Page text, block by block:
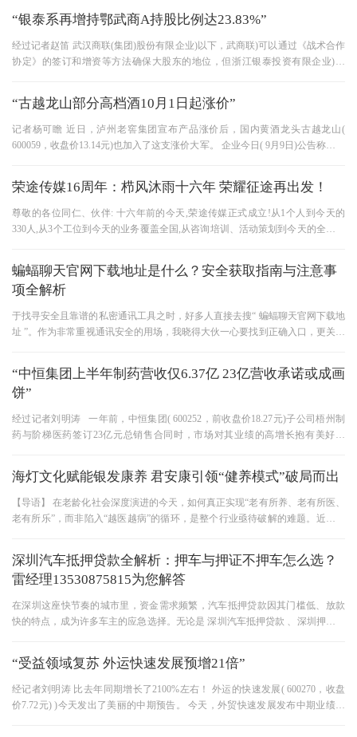
“银泰系再增持鄂武商A持股比例达23.83%”
经过记者赵笛 武汉商联(集团)股份有限企业)以下，武商联)可以通过《战术合作
协定》的签订和增资等方法确保大股东的地位，但浙江银泰投资有限企业)以
“古越龙山部分高档酒10月1日起涨价”
记者杨可瞻 近日，泸州老窖集团宣布产品涨价后，国内黄酒龙头古越龙山(
600059，收盘价13.14元)也加入了这支涨价大军。 企业今日( 9月9日)公告称，自
荣途传媒16周年：栉风沐雨十六年 荣耀征途再出发！
尊敬的各位同仁、伙伴: 十六年前的今天,荣途传媒正式成立!从1个人到今天的
330人,从3个工位到今天的业务覆盖全国,从咨询培训、活动策划到今天的全维度
蝙蝠聊天官网下载地址是什么？安全获取指南与注意事
项全解析
于找寻安全且靠谱的私密通讯工具之时，好多人直接去搜“ 蝙蝠聊天官网下载地
址 ”。作为非常重视通讯安全的用场，我晓得大伙一心要找到正确入口，更关心
“中恒集团上半年制药营收仅6.37亿 23亿营收承诺或成画
饼”
经过记者刘明涛 一年前，中恒集团( 600252，前收盘价18.27元)子公司梧州制
药与阶梯医药签订23亿元总销售合同时，市场对其业绩的高增长抱有美好期
海灯文化赋能银发康养 君安康引领“健养模式”破局而出
【导语】 在老龄化社会深度演进的今天，如何真正实现“老有所养、老有所医、
老有所乐”，而非陷入“越医越病”的循环，是整个行业亟待破解的难题。近日，
深圳汽车抵押贷款全解析：押车与押证不押车怎么选？
雷经理13530875815为您解答
在深圳这座快节奏的城市里，资金需求频繁，汽车抵押贷款因其门槛低、放款
快的特点，成为许多车主的应急选择。无论是 深圳汽车抵押贷款 、深圳押车贷
“受益领域复苏 外运快速发展预增21倍”
经记者刘明涛 比去年同期增长了2100%左右！ 外运的快速发展( 600270，收盘
价7.72元) )今天发出了美丽的中期预告。 今天，外贸快速发展发布中期业绩预